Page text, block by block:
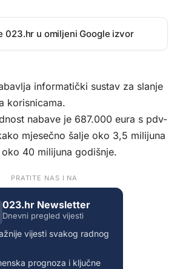
023.hr u omiljeni Google izvor
informatički sustav za slanje
korisnicama.
nabave je 687.000 eura s pdv-
mjesečno šalje oko 3,5 milijuna
40 milijuna godišnje.
PRATITE NAS I NA
023.hr Newsletter
Dnevni pregled vijesti
vijesti svakog radnog
prognoza i ključne